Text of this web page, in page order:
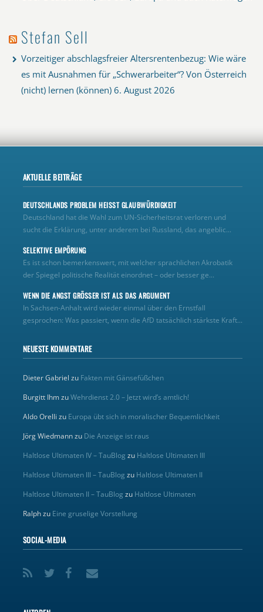
Stefan Sell
Vorzeitiger abschlagsfreier Altersrentenbezug: Wie wäre
es mit Ausnahmen für „Schwerarbeiter“? Von Österreich
(nicht) lernen (können) 6. August 2026
AKTUELLE BEITRÄGE
DEUTSCHLANDS PROBLEM HEISST GLAUBWÜRDIGKEIT
Deutschland hat die Wahl zum UN‑Sicherheitsrat verloren und
sucht die Erklärung, unter anderem bei Russland, das angeblic...
SELEKTIVE EMPÖRUNG
Es ist schon bemerkenswert, mit welcher sprachlichen Akrobatik
der Spiegel politische Realität einordnet – oder besser ge...
WENN DIE ANGST GRÖSSER IST ALS DAS ARGUMENT
In Sachsen-Anhalt wird wieder einmal über den Ernstfall
gesprochen: Was passiert, wenn die AfD tatsächlich stärkste Kraft...
NEUESTE KOMMENTARE
Dieter Gabriel zu Fakten mit Gänsefüßchen
Burgitt IhmzuWehrdienst 2.0 – Jetzt wird’s amtlich!
Aldo Orelli zu Europa übt sich in moralischer Bequemlichkeit
Jörg Wiedmannzu Die Anzeige ist raus
Haltlose Ultimaten IV – TauBlog zu Haltlose Ultimaten III
Haltlose Ultimaten III – TauBlog zu Haltlose Ultimaten II
Haltlose Ultimaten II – TauBlog zu Haltlose Ultimaten
Ralphzu Eine gruselige Vorstellung
SOCIAL-MEDIA